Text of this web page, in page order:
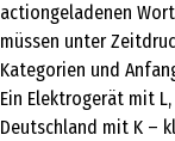
actiongeladenen
müssen unter
Kategorien und
Ein Elektrogerät mit
Deutschland mit K –